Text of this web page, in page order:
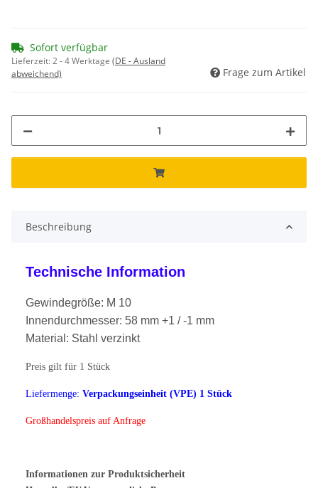
Sofort verfügbar
Lieferzeit:2 - 4 Werktage (DE - Ausland
abweichend)
Frage zum Artikel
Beschreibung
Technische Information
Gewindegröße: M 10
Innendurchmesser: 58 mm +1 / -1 mm
Material: Stahl verzinkt
Preis gilt für 1 Stück
Liefermenge: Verpackungseinheit (VPE) 1 Stück
Großhandelspreis auf Anfrage
Informationen zur Produktsicherheit